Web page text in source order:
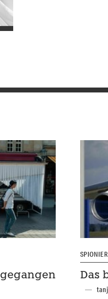
Das